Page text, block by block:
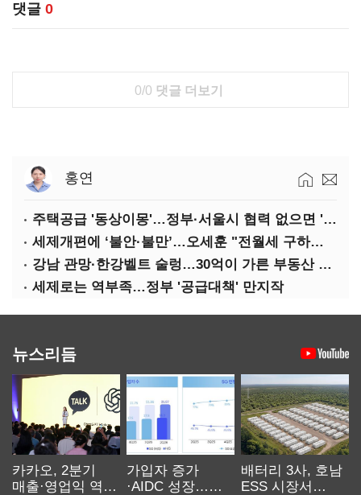
댓글 0
0/0 댓글 더보기
홍연
주택공급 '동상이몽'…정부·서울시 협력 없으면 '공수표'
세제개편에 ‘불안·불만’…오세훈 "전월세 구하기 더 힘들어질 것"
강남 관망·한강벨트 술렁…30억이 가른 부동산 민심
세제로는 역부족…정부 '공급대책' 만지작
뉴스리듬
카카오, 2분기
매출·영업익 역대
가입자 증가
·AIDC 성장…
배터리 3사, 호남
ESS 시장서